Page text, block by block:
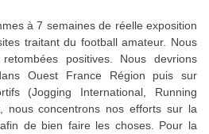
à 7 semaines de réelle exposition
traitant du football amateur. Nous
positives. Nous devrions
Ouest France Région puis sur
(Jogging International, Running
nous concentrons nos efforts sur la
de bien faire les choses. Pour la